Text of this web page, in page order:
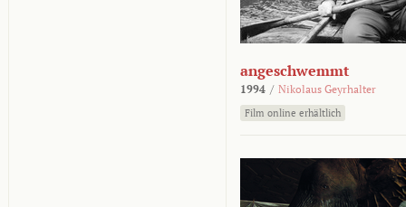
angeschwemmt
1994 / Nikolaus Geyrhalter
Film online erhältlich